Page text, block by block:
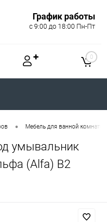
График работы
с 9:00 до 18:00 Пн-Пт
✚ 0
• Мебель для ванной комнаты
умывальник
(Alfa) B2